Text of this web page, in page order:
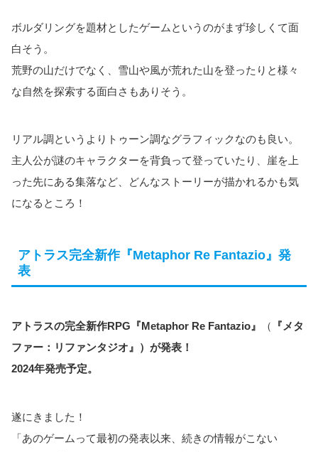
ボルダリングを題材としたゲームというのがまず珍しくて面
白そう。
荒野の山だけでなく、雪山や風が荒れた山を登ったりと様々
な自然を探索する面白さもありそう。
リアル調というよりトゥーン調なグラフィックなのも良い。
主人公が謎のキャラクターを背負って登っていたり、崖を上
った先にある集落など、どんなストーリーが描かれるかも気
になるところ！
アトラス完全新作『Metaphor Re Fantazio』発
表
アトラスの完全新作RPG『Metaphor Re Fantazio』 （
『メタ
ファー：リファンタジオ』）が発表！
2024年発売予定。
遂にきました！
「あのゲームって最初の発表以来、続きの情報がこない